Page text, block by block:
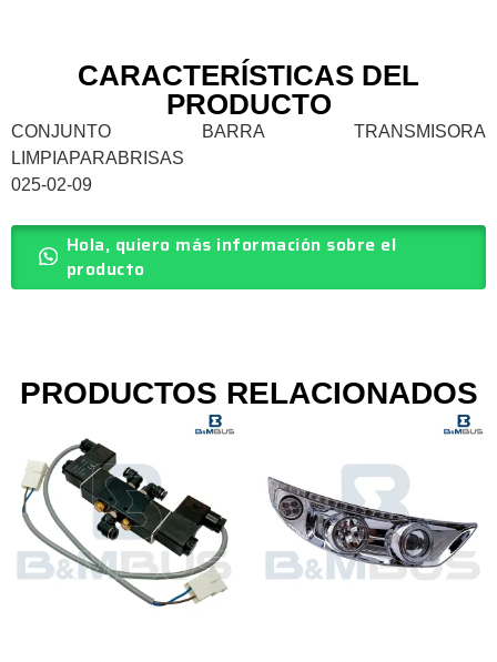
CARACTERÍSTICAS DEL
PRODUCTO
CONJUNTO BARRA TRANSMISORA
LIMPIAPARABRISAS
025-02-09
Hola, quiero más información sobre el
producto
PRODUCTOS RELACIONADOS